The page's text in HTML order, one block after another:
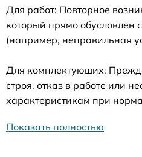
Для работ: Повторное
который прямо обусловлен
(например, неправильная
Для комплектующих:
строя, отказ в работе или
характеристикам при
Показать полностью